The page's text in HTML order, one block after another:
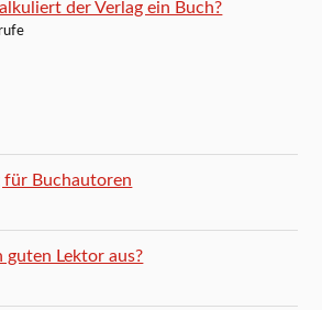
der Verlag ein Buch?
Buchautoren
guten Lektor aus?